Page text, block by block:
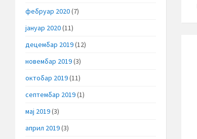
фебруар 2020(7)
јануар 2020(11)
децембар 2019(12)
новембар 2019(3)
октобар 2019(11)
септембар 2019(1)
мај 2019(3)
април 2019(3)